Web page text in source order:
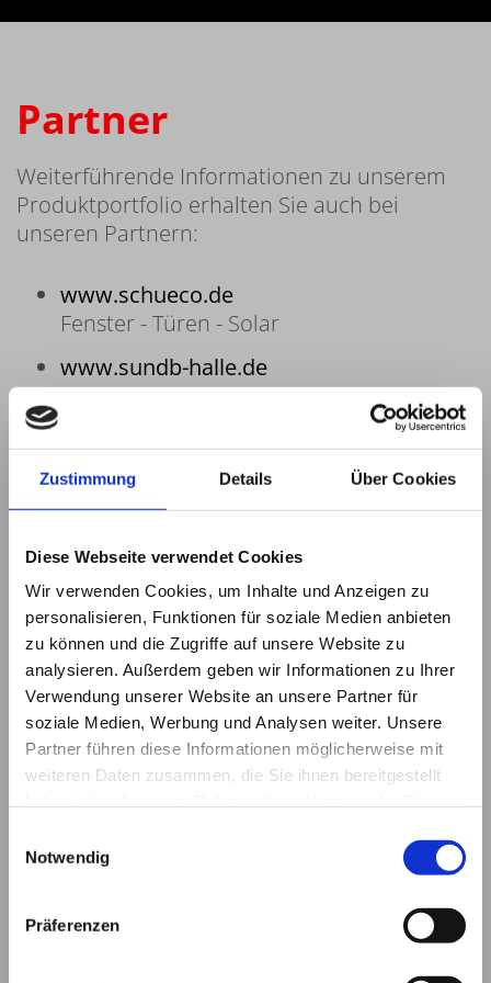
Zustimmung Details Über Cookies
Diese Webseite verwendet Cookies
Wir verwenden Cookies, um Inhalte und Anzeigen zu
personalisieren, Funktionen für soziale Medien anbieten
zu können und die Zugriffe auf unsere Website zu
analysieren. Außerdem geben wir Informationen zu Ihrer
Verwendung unserer Website an unsere Partner für
soziale Medien, Werbung und Analysen weiter. Unsere
Partner führen diese Informationen möglicherweise mit
weiteren Daten zusammen, die Sie ihnen bereitgestellt
Notwendig
Präferenzen
Partner
Weiterführende Informationen zu unserem
Produktportfolio erhalten Sie auch bei
unseren Partnern:
www.schueco.de
Fenster - Türen - Solar
www.sundb-halle.de
Stahlkonstruktionen.
Trockenbau, Um- und Ausbau,
Fliesenarbeiten
Markisen, Rollläden, Jalousienanlagen,
Insektenschutz, Sonnenschutz
www.warema.de
Markisen,Jalousien, Sonnenschutz,
Verdunklungen
www.teckentrup.eu
Türen, Tore, Zargen
www.hoermann.de
Tore, Türen, Zargen, Antriebe
Balkonverglasungen, Glasterrassen,